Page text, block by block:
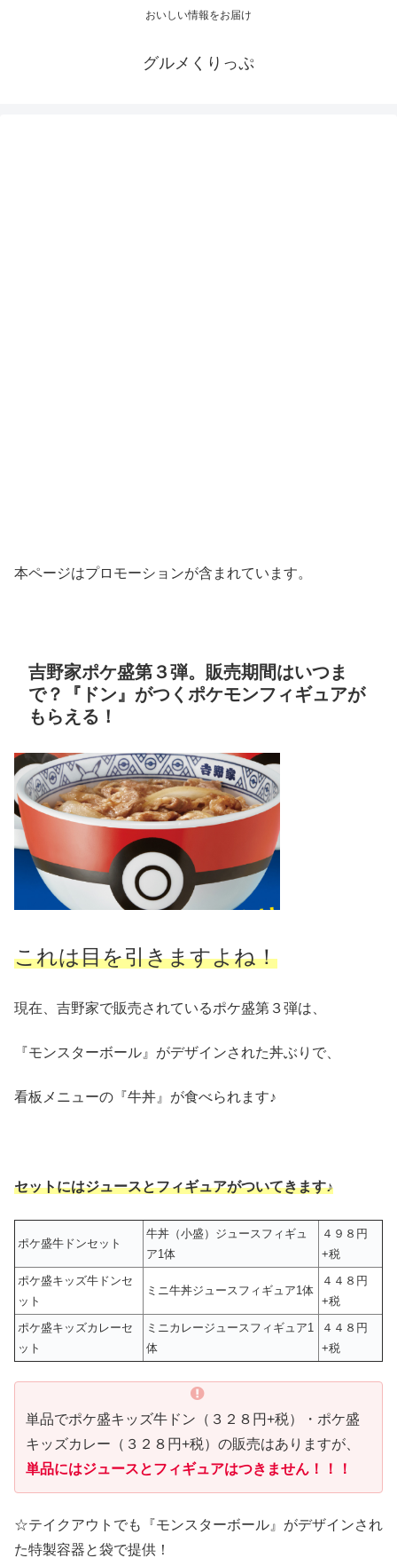
おいしい情報をお届け
グルメくりっぷ
本ページはプロモーションが含まれています。
吉野家ポケ盛第３弾。販売期間はいつま
で？『ドン』がつくポケモンフィギュアが
もらえる！
これは目を引きますよね！
現在、吉野家で販売されているポケ盛第３弾は、
『モンスターボール』がデザインされた丼ぶりで、
看板メニューの『牛丼』が食べられます♪
セットにはジュースとフィギュアがついてきます♪
ポケ盛牛ドンセット
牛丼（小盛）ジュースフィギュ
ア1体
４９８円
+税
ポケ盛キッズ牛ドンセ
ット
ミニ牛丼ジュースフィギュア1体
４４８円
+税
ポケ盛キッズカレーセ
ット
ミニカレージュースフィギュア1
体
４４８円
+税
単品でポケ盛キッズ牛ドン（３２８円+税）・ポケ盛
キッズカレー（３２８円+税）の販売はありますが、
単品にはジュースとフィギュアはつきません！！！
☆テイクアウトでも『モンスターボール』がデザインされ
た特製容器と袋で提供！